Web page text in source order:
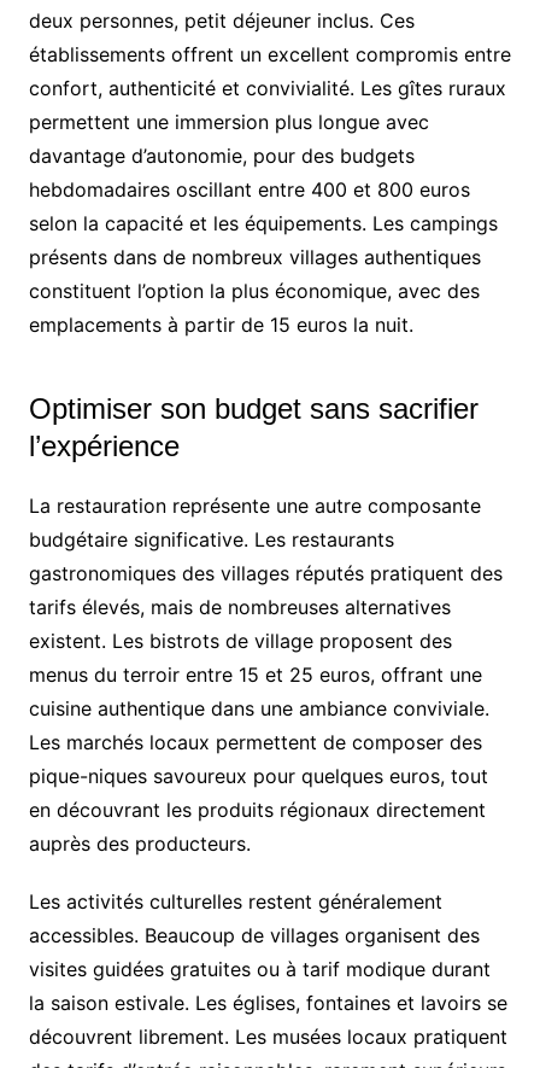
deux personnes, petit déjeuner inclus. Ces
établissements offrent un excellent compromis entre
confort, authenticité et convivialité. Les gîtes ruraux
permettent une immersion plus longue avec
davantage d’autonomie, pour des budgets
hebdomadaires oscillant entre 400 et 800 euros
selon la capacité et les équipements. Les campings
présents dans de nombreux villages authentiques
constituent l’option la plus économique, avec des
emplacements à partir de 15 euros la nuit.
Optimiser son budget sans sacrifier
l’expérience
La restauration représente une autre composante
budgétaire significative. Les restaurants
gastronomiques des villages réputés pratiquent des
tarifs élevés, mais de nombreuses alternatives
existent. Les bistrots de village proposent des
menus du terroir entre 15 et 25 euros, offrant une
cuisine authentique dans une ambiance conviviale.
Les marchés locaux permettent de composer des
pique-niques savoureux pour quelques euros, tout
en découvrant les produits régionaux directement
auprès des producteurs.
Les activités culturelles restent généralement
accessibles. Beaucoup de villages organisent des
visites guidées gratuites ou à tarif modique durant
la saison estivale. Les églises, fontaines et lavoirs se
découvrent librement. Les musées locaux pratiquent